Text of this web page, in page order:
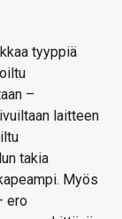
tyyppiä
–
laitteen
takia
Myös
ero